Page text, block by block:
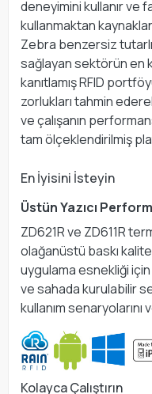
deneyimini kullanır ve
kullanmaktan
Zebra benzersiz
sağlayan sektörün en
kanıtlamış RFID
zorlukları tahmin
ve çalışanın
tam ölçeklendirilmiş
En İyisini İsteyin
Üstün Yazıcı
ZD621R ve ZD611R
olağanüstü baskı
uygulama esnekliği
ve sahada kurulabilir
kullanım
Kolayca Çalıştırın